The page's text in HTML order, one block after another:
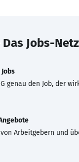
Das Jobs-
genau den Job, der
Arbeitgebern und